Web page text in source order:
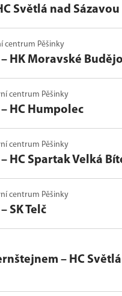
Světlá nad Sázavou
centrum Pěšinky
– HK Moravské
centrum Pěšinky
– HC Humpolec
centrum Pěšinky
– HC Spartak Velká
centrum Pěšinky
– SK Telč
– HC